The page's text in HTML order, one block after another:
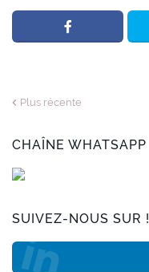
Plus récente
CHAÎNE WHATSAPP
SUIVEZ-NOUS SUR !